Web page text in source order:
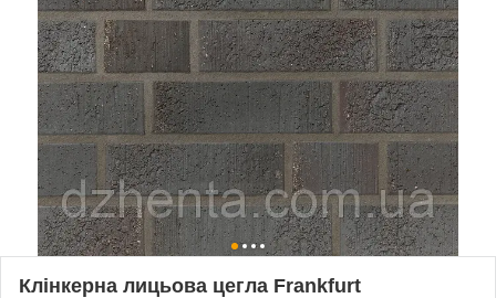
Клінкерна лицьова цегла Frankfurt